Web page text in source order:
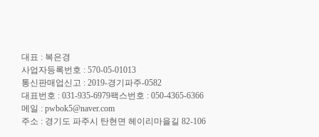
대표 : 복은경
사업자등록번호 : 570-05-01013
통신판매업신고 : 2019-경기파주-0582
대표번호 : 031-935-6979팩스번호 : 050-4365-6366
메일 : pwbok5@naver.com
주소 : 경기도 파주시 탄현면 헤이리마을길 82-106